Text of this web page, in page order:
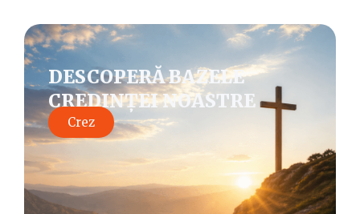
DESCOPERĂ BAZELE
CREDINȚEI NOASTRE
Crez